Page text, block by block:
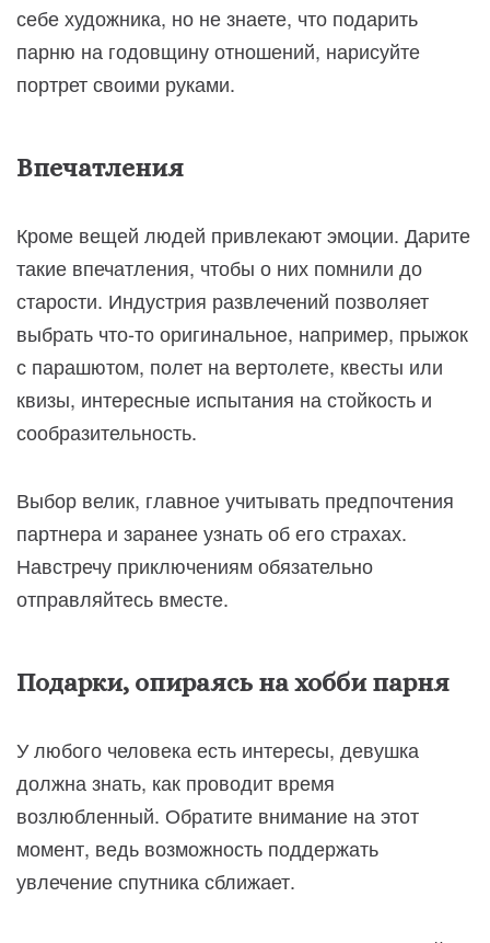
себе художника, но не знаете, что подарить
парню на годовщину отношений, нарисуйте
портрет своими руками.
Впечатления
Кроме вещей людей привлекают эмоции. Дарите
такие впечатления, чтобы о них помнили до
старости. Индустрия развлечений позволяет
выбрать что-то оригинальное, например, прыжок
с парашютом, полет на вертолете, квесты или
квизы, интересные испытания на стойкость и
сообразительность.
Выбор велик, главное учитывать предпочтения
партнера и заранее узнать об его страхах.
Навстречу приключениям обязательно
отправляйтесь вместе.
Подарки, опираясь на хобби парня
У любого человека есть интересы, девушка
должна знать, как проводит время
возлюбленный. Обратите внимание на этот
момент, ведь возможность поддержать
увлечение спутника сближает.